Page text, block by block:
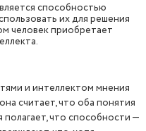
способностью
их для решения
человек приобретает
и интеллектом мнения
считает, что оба понятия
полагает, что способности —